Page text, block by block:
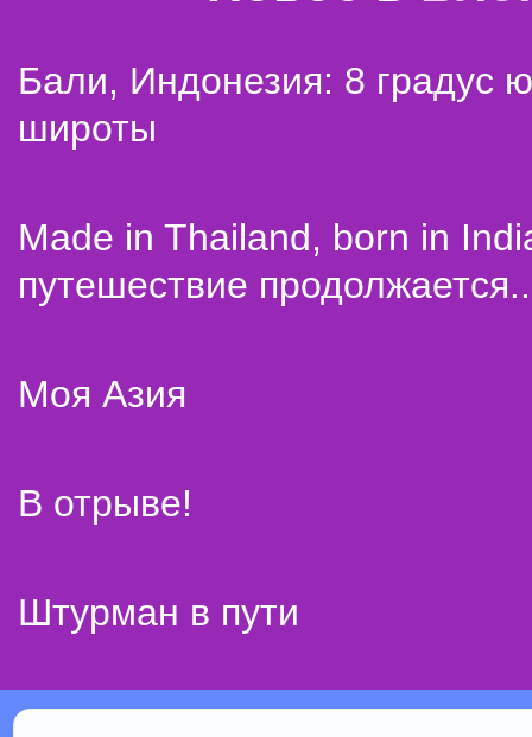
Бали, Индонезия: 8 градус
широты
Made in Thailand, born in
путешествие
Моя Азия
В отрыве!
Штурман в пути